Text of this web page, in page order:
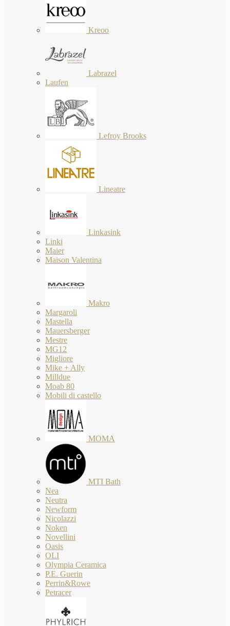
Kreoo
Labrazel
Laufen
Lefroy Brooks
Lineatre
Linkasink
Linki
Maier
Maison Valentina
Makro
Margaroli
Mastella
Mauersberger
Mestre
MG12
Migliore
Mike + Ally
Milldue
Moab 80
Mobili di castello
MOMA
MTI Bath
Nea
Neutra
Newform
Nicolazzi
Noken
Novellini
Oasis
OLI
Olympia Ceramica
P.E. Guerin
Perrin&Rowe
Petracer